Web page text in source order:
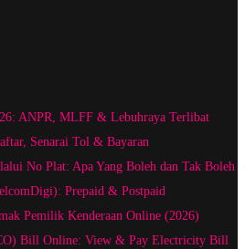
ANPR, MLFF & Lebuhraya Terlibat
Senarai Tol & Bayaran
No Plat: Apa Yang Boleh dan Tak Boleh
Prepaid & Postpaid
Pemilik Kenderaan Online (2026)
Bill Online: View & Pay Electricity Bill